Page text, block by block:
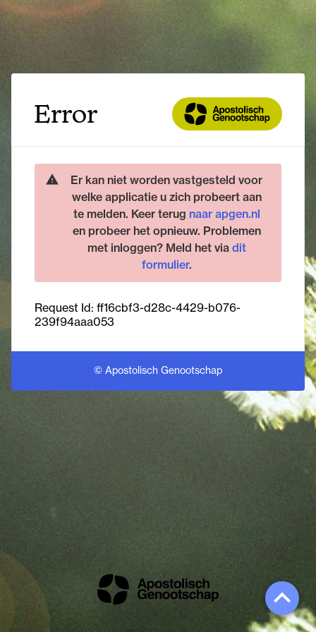
Error
Er kan niet worden vastgesteld voor
welke applicatie u zich probeert aan
te melden. Keer terug naar apgen.nl
en probeer het opnieuw. Problemen
met inloggen? Meld het via dit
formulier.
Request Id: ff16cbf3-d28c-4429-b076-
239f94aaa053
© Apostolisch Genootschap